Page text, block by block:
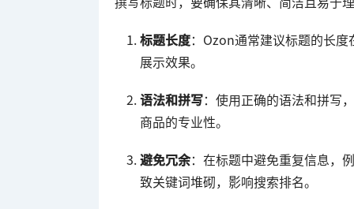
标题长度：Ozon通常建议标题的长
展示效果。
语法和拼写：使用正确的语法和拼写
商品的专业性。
避免冗余：在标题中避免重复信息，
致关键词堆砌，影响搜索排名。